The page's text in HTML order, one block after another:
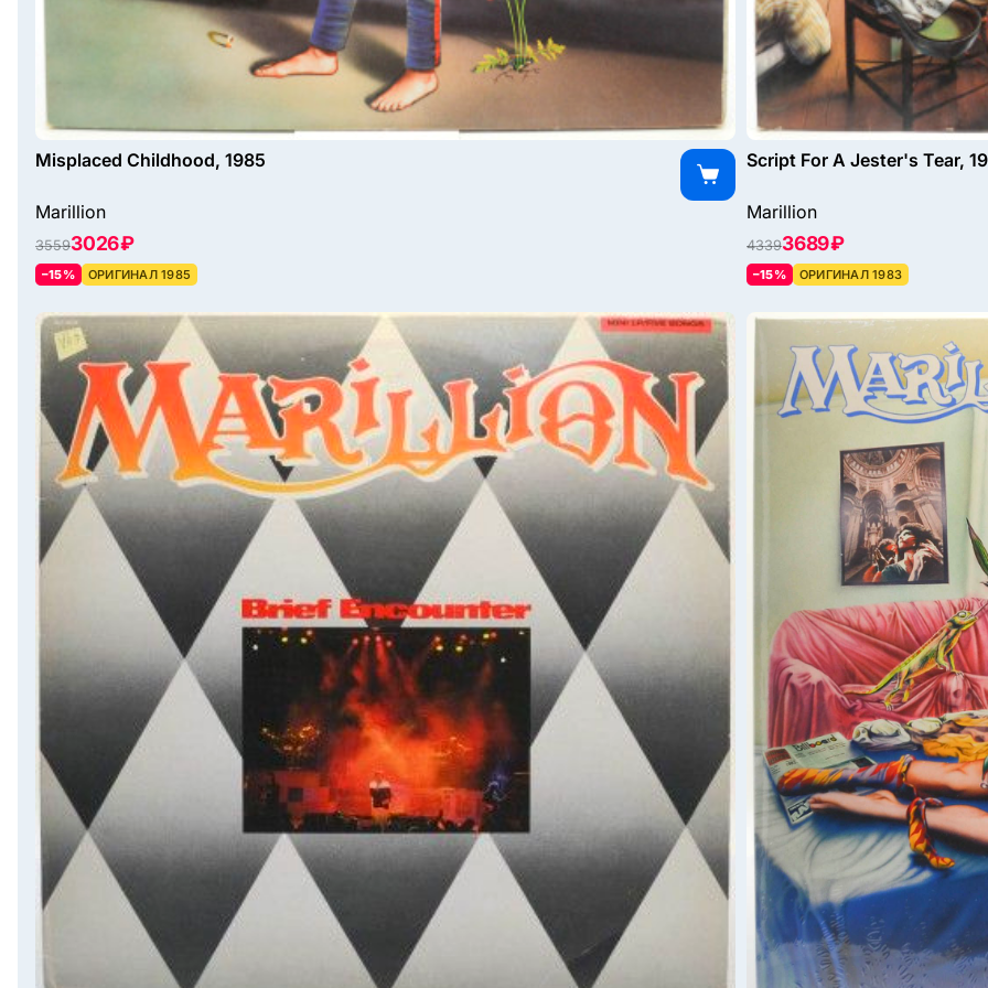
Misplaced Childhood, 1985
Marillion
35593026 ₽
–15% ОРИГИНАЛ 1985
Script For A Jester's Tear,
Marillion
43393689 ₽
–15% ОРИГИНАЛ 1983